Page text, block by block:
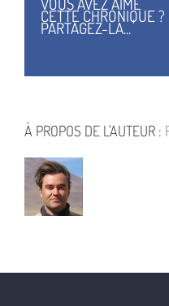
CETTE CHRONIQUE ?
PARTAGEZ-LA...
À PROPOS DE L'AUTEUR :